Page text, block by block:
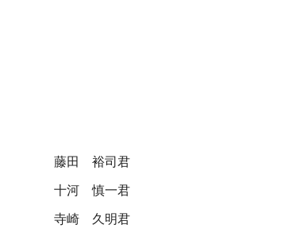
藤田 裕司君
十河 慎一君
寺崎 久明君